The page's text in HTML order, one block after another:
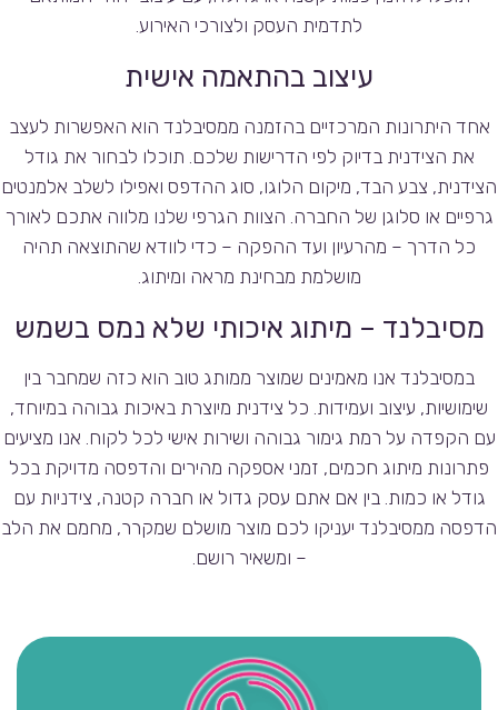
לתדמית העסק ולצורכי האירוע.
עיצוב בהתאמה אישית
אחד היתרונות המרכזיים בהזמנה ממסיבלנד הוא האפשרות לעצב
את הצידנית בדיוק לפי הדרישות שלכם. תוכלו לבחור את גודל
הצידנית, צבע הבד, מיקום הלוגו, סוג ההדפס ואפילו לשלב אלמנטים
גרפיים או סלוגן של החברה. הצוות הגרפי שלנו מלווה אתכם לאורך
כל הדרך – מהרעיון ועד ההפקה – כדי לוודא שהתוצאה תהיה
מושלמת מבחינת מראה ומיתוג.
מסיבלנד – מיתוג איכותי שלא נמס בשמש
במסיבלנד אנו מאמינים שמוצר ממותג טוב הוא כזה שמחבר בין
שימושיות, עיצוב ועמידות. כל צידנית מיוצרת באיכות גבוהה במיוחד,
עם הקפדה על רמת גימור גבוהה ושירות אישי לכל לקוח. אנו מציעים
פתרונות מיתוג חכמים, זמני אספקה מהירים והדפסה מדויקת בכל
גודל או כמות. בין אם אתם עסק גדול או חברה קטנה, צידניות עם
הדפסה ממסיבלנד יעניקו לכם מוצר מושלם שמקרר, מחמם את הלב
– ומשאיר רושם.